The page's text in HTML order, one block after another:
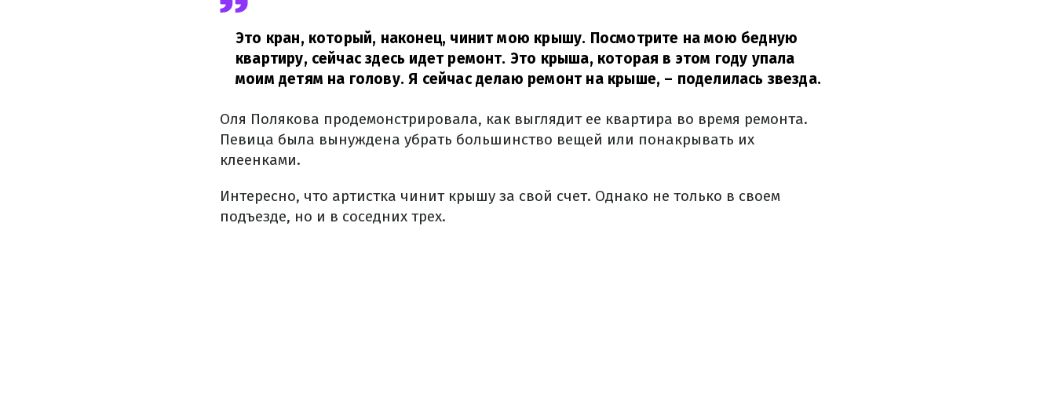
Это кран, который, наконец, чинит мою крышу. Посмотрите на мою бедную
квартиру, сейчас здесь идет ремонт. Это крыша, которая в этом году упала
моим детям на голову. Я сейчас делаю ремонт на крыше, – поделилась звезда.
Оля Полякова продемонстрировала, как выглядит ее квартира во время ремонта.
Певица была вынуждена убрать большинство вещей или понакрывать их
клеенками.
Интересно, что артистка чинит крышу за свой счет. Однако не только в своем
подъезде, но и в соседних трех.